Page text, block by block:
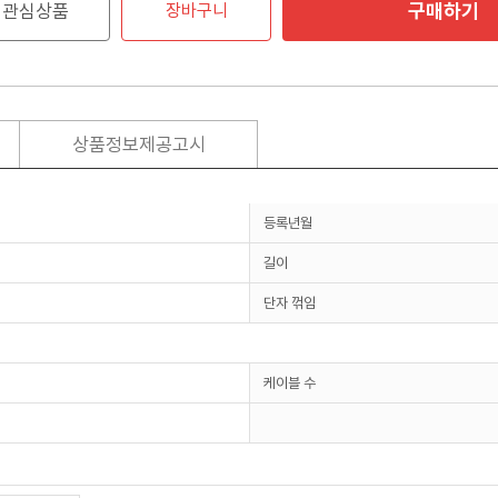
관심상품 장바구니 구매하기
상품정보제공고시
등록년월
길이
단자 꺾임
케이블 수